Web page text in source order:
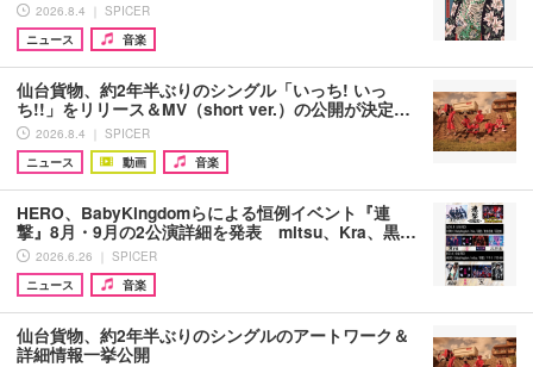
2026.8.4 ｜ SPICER
ニュース
音楽
仙台貨物、約2年半ぶりのシングル「いっち! いっ
ち!!」をリリース＆MV（short ver.）の公開が決定…
2026.8.4 ｜ SPICER
ニュース
動画 音楽
HERO、BabyKingdomらによる恒例イベント『連
撃』8月・9月の2公演詳細を発表 mitsu、Kra、黒…
2026.6.26 ｜ SPICER
ニュース
音楽
仙台貨物、約2年半ぶりのシングルのアートワーク＆
詳細情報一挙公開